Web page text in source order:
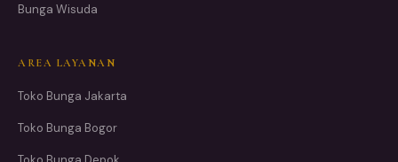
Bunga Wisuda
AREA LAYANAN
Toko Bunga Jakarta
Toko Bunga Bogor